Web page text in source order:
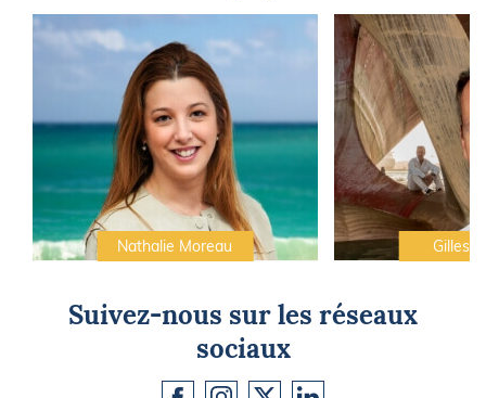
Nathalie Moreau Gilles
Suivez-nous sur les réseaux
sociaux